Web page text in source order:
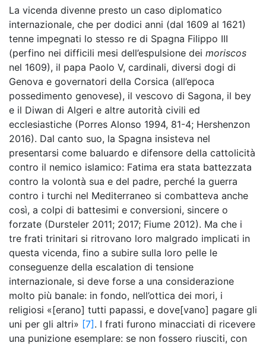
La vicenda divenne presto un caso diplomatico
internazionale, che per dodici anni (dal 1609 al 1621)
tenne impegnati lo stesso re di Spagna Filippo III
(perfino nei difficili mesi dell’espulsione dei moriscos
nel 1609), il papa Paolo V, cardinali, diversi dogi di
Genova e governatori della Corsica (all’epoca
possedimento genovese), il vescovo di Sagona, il bey
e il Diwan di Algeri e altre autorità civili ed
ecclesiastiche (Porres Alonso 1994, 81-4; Hershenzon
2016). Dal canto suo, la Spagna insisteva nel
presentarsi come baluardo e difensore della cattolicità
contro il nemico islamico: Fatima era stata battezzata
contro la volontà sua e del padre, perché la guerra
contro i turchi nel Mediterraneo si combatteva anche
così, a colpi di battesimi e conversioni, sincere o
forzate (Dursteler 2011; 2017; Fiume 2012). Ma che i
tre frati trinitari si ritrovano loro malgrado implicati in
questa vicenda, fino a subire sulla loro pelle le
conseguenze della escalation di tensione
internazionale, si deve forse a una considerazione
molto più banale: in fondo, nell’ottica dei mori, i
religiosi «[erano] tutti papassi, e dove[vano] pagare gli
uni per gli altri» [7] . I frati furono minacciati di ricevere
una punizione esemplare: se non fossero riusciti, con